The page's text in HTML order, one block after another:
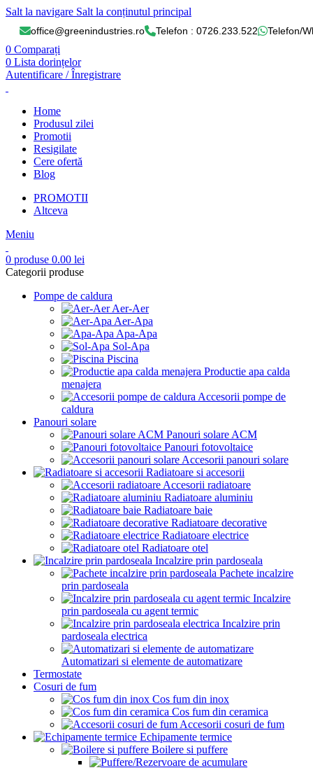
Salt la navigare Salt la conținutul principal
office@greenindustries.ro Telefon : 0726.233.522 Telefon/
0 Comparați
0 Lista dorințelor
Autentificare / Înregistrare
Home
Produsul zilei
Promotii
Resigilate
Cere ofertă
Blog
PROMOTII
Altceva
Meniu
0 produse 0.00 lei
Categorii produse
Pompe de caldura
Aer-Aer
Aer-Apa
Apa-Apa
Sol-Apa
Piscina
Productie apa calda
menajera
Accesorii pompe de
caldura
Panouri solare
Panouri solare ACM
Panouri fotovoltaice
Accesorii panouri solare
Radiatoare si accesorii
Accesorii radiatoare
Radiatoare aluminiu
Radiatoare baie
Radiatoare decorative
Radiatoare electrice
Radiatoare otel
Incalzire prin pardoseala
Pachete incalzire
prin pardoseala
Incalzire
prin pardoseala cu agent termic
Incalzire prin
pardoseala electrica
Automatizari si elemente de automatizare
Termostate
Cosuri de fum
Cos fum din inox
Cos fum din ceramica
Accesorii cosuri de fum
Echipamente termice
Boilere si puffere